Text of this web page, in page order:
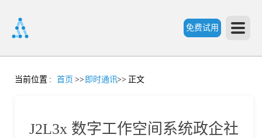
免费试用
首
当前位置 : 首页 >> 即时通讯>> 正文
J2L3x 数字工作空间系统政企社